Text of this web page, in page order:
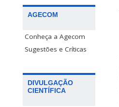
AGECOM
Conheça a Agecom
Sugestões e Críticas
DIVULGAÇÃO
CIENTÍFICA